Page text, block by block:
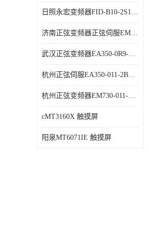
日照永宏变频器FID-B10-2S1.5G 代理商销售
济南正弦变频器正弦伺服EM730-315-3代理商 变频器 代理商销售
武汉正弦变频器EA350-0R9-1B代理商 变频器 代理商销售
杭州正弦伺服EA350-011-2B代理商 变频器 代理商销售
杭州正弦变频器EM730-011-3B代理商 变频器 代理商销售
cMT3160X 触摸屏
阳泉MT6071IE 触摸屏